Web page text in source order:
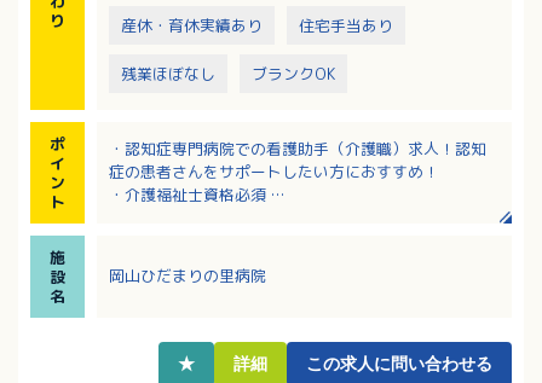
り
産休・育休実績あり 住宅手当あり
残業ほぼなし ブランクOK
ポ
イ
ン
ト
・認知症専門病院での看護助手（介護職）求人！認知
症の患者さんをサポートしたい方におすすめ！
・介護福祉士資格必須
・定年が65歳で安定して長く働き続けられる環境で
施
設
名
岡山ひだまりの里病院
★ 詳細 この求人に問い合わせる